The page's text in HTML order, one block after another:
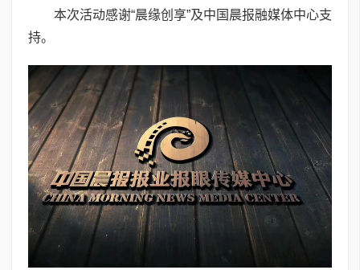
本次活动感谢“晨缘创享”及中国晨报融媒体中心支
持。